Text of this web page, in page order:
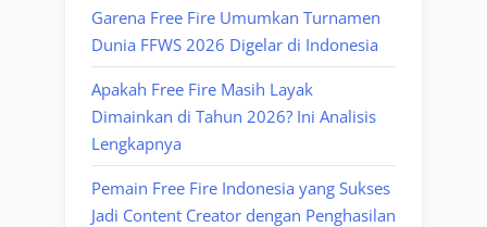
Garena Free Fire Umumkan Turnamen
Dunia FFWS 2026 Digelar di Indonesia
Apakah Free Fire Masih Layak
Dimainkan di Tahun 2026? Ini Analisis
Lengkapnya
Pemain Free Fire Indonesia yang Sukses
Jadi Content Creator dengan Penghasilan